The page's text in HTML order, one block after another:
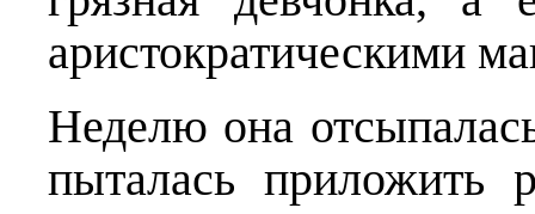
аристократическими
Неделю она
пыталась приложить